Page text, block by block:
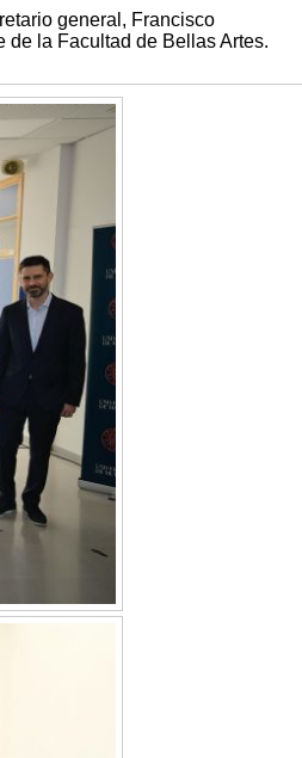
general, Francisco
de la Facultad de Bellas Artes.